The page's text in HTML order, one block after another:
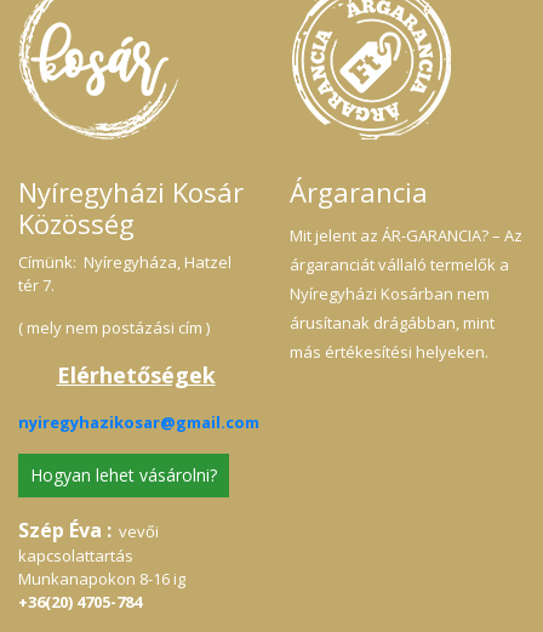
Nyíregyházi Kosár
Közösség
Címünk: Nyíregyháza, Hatzel
tér 7.
( mely nem postázási cím )
Elérhetőségek
nyiregyhazikosar@gmail.com
Hogyan lehet vásárolni?
Szép Éva : vevői
kapcsolattartás
Munkanapokon 8-16 ig
+36(20) 4705-784
Árgarancia
Mit jelent az ÁR-GARANCIA? – Az
árgaranciát vállaló termelők a
Nyíregyházi Kosárban nem
árusítanak drágábban, mint
más értékesítési helyeken.